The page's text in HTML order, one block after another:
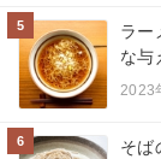
5
ラー
な与
2023
6
そば